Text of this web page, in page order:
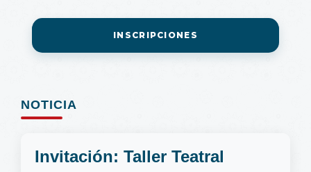
INSCRIPCIONES
NOTICIA
Invitación: Taller Teatral